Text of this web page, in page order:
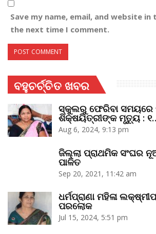
Save my name, email, and website
the next time I comment.
ବହୁଚର୍ଚ୍ଚିତ ଖବର
ସ୍କୁଲରୁ ଫେରିବା ସମୟରେ
ଶିକ୍ଷୟିତ୍ରୀଙ୍କ ମୃତ୍ୟୁ :
Aug 6, 2024, 9:13 pm
ଜିଲ୍ଲା ପ୍ରାଥମିକ ସଂଘର
ପାଳିତ
Sep 20, 2021, 11:42 am
ଧର୍ମପ୍ରାଣା ମହିଳା
ପରଲୋକ
Jul 15, 2024, 5:51 pm